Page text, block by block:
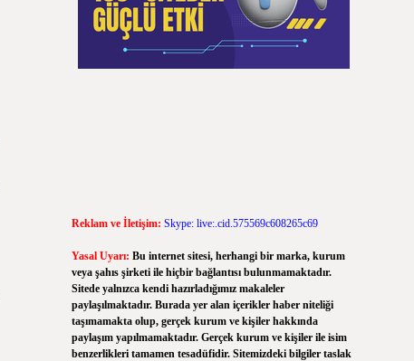
Reklam ve İletişim: Skype: live:.cid.575569c608265c69
Yasal Uyarı: Bu internet sitesi, herhangi bir marka, kurum
veya şahıs şirketi ile hiçbir bağlantısı bulunmamaktadır.
Sitede yalnızca kendi hazırladığımız makaleler
paylaşılmaktadır. Burada yer alan içerikler haber niteliği
taşımamakta olup, gerçek kurum ve kişiler hakkında
paylaşım yapılmamaktadır. Gerçek kurum ve kişiler ile isim
benzerlikleri tamamen tesadüfidir. Sitemizdeki bilgiler taslak